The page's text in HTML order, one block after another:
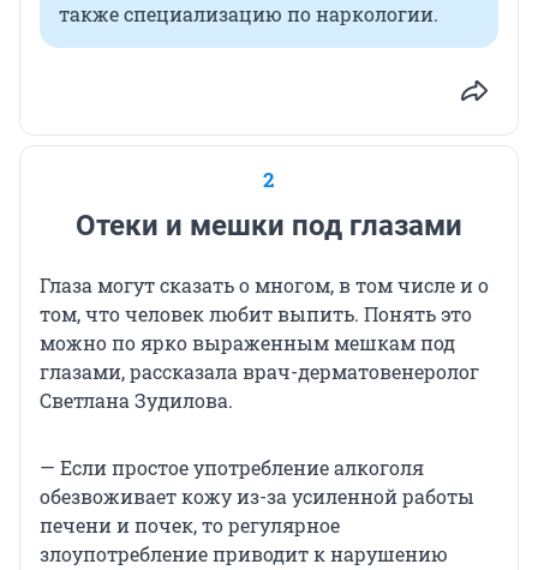
также специализацию по наркологии.
2
Отеки и мешки под глазами
Глаза могут сказать о многом, в том числе и о
том, что человек любит выпить. Понять это
можно по ярко выраженным мешкам под
глазами, рассказала врач-дерматовенеролог
Светлана Зудилова.
— Если простое употребление алкоголя
обезвоживает кожу из-за усиленной работы
печени и почек, то регулярное
злоупотребление приводит к нарушению